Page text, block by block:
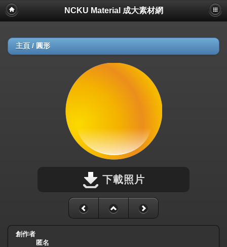
NCKU Material 成大素材網
主頁 / 圓形
下載照片
創作者
匿名